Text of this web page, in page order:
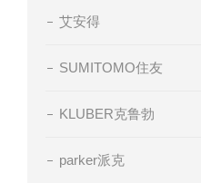
艾安得
SUMITOMO住友
KLUBER克鲁勃
parker派克